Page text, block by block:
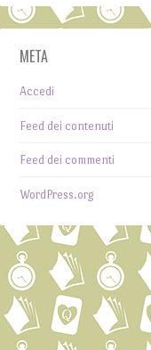
META
Accedi
Feed dei contenuti
Feed dei commenti
WordPress.org